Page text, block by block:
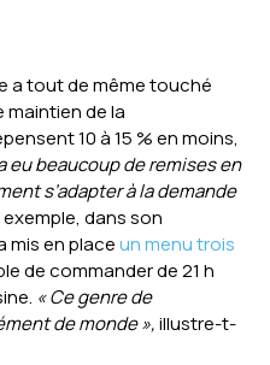
a tout de même touché
maintien de la
10 à 15 % en moins,
eu beaucoup de remises en
s’adapter à la demande
dans son
mis en placeun menu trois
de commander de 21 h
« Ce genre de
de monde »,illustre-t-